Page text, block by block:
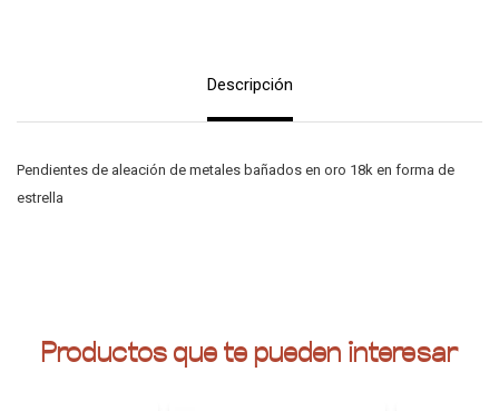
Descripción
Pendientes de aleación de metales bañados en oro 18k en forma de
estrella
Productos que te pueden interesar